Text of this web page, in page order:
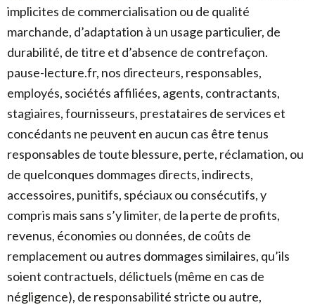
implicites de commercialisation ou de qualité
marchande, d’adaptation à un usage particulier, de
durabilité, de titre et d’absence de contrefaçon.
pause-lecture.fr, nos directeurs, responsables,
employés, sociétés affiliées, agents, contractants,
stagiaires, fournisseurs, prestataires de services et
concédants ne peuvent en aucun cas être tenus
responsables de toute blessure, perte, réclamation, ou
de quelconques dommages directs, indirects,
accessoires, punitifs, spéciaux ou consécutifs, y
compris mais sans s’y limiter, de la perte de profits,
revenus, économies ou données, de coûts de
remplacement ou autres dommages similaires, qu’ils
soient contractuels, délictuels (même en cas de
négligence), de responsabilité stricte ou autre,